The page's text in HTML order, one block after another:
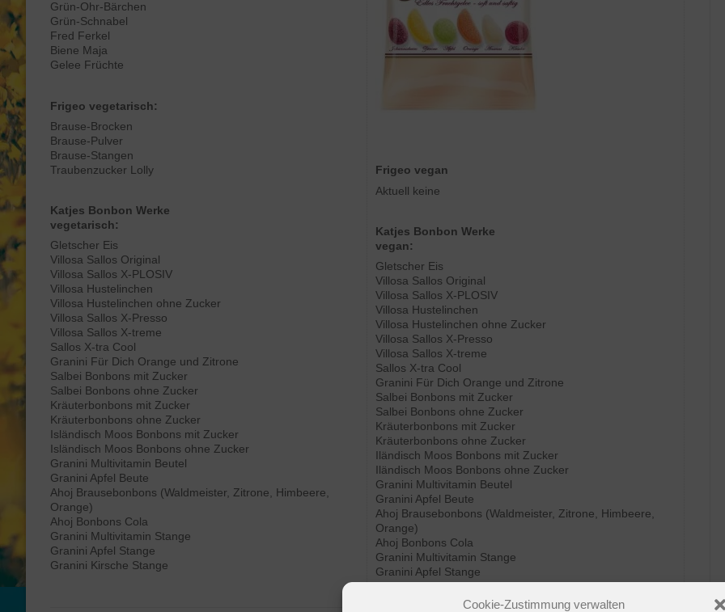
Cookie-Zustimmung verwalten
Grün-Ohr-Bärchen
Grün-Schnabel
Fred Ferkel
Biene Maja
Gelee Früchte
Frigeo vegetarisch:
Brause-Brocken
Brause-Pulver
Brause-Stangen
Traubenzucker Lolly
Katjes Bonbon Werke
vegetarisch:
Gletscher Eis
Villosa Sallos Original
Villosa Sallos X-PLOSIV
Villosa Hustelinchen
Villosa Hustelinchen ohne Zucker
Villosa Sallos X-Presso
Villosa Sallos X-treme
Sallos X-tra Cool
Granini Für Dich Orange und Zitrone
Salbei Bonbons mit Zucker
Salbei Bonbons ohne Zucker
Kräuterbonbons mit Zucker
Kräuterbonbons ohne Zucker
Isländisch Moos Bonbons mit Zucker
Isländisch Moos Bonbons ohne Zucker
Granini Multivitamin Beutel
Granini Apfel Beute
Ahoj Brausebonbons (Waldmeister, Zitrone, Himbeere,
Orange)
Ahoj Bonbons Cola
Granini Multivitamin Stange
Granini Apfel Stange
Granini Kirsche Stange
Frigeo vegan
Aktuell keine
Katjes Bonbon Werke
vegan:
Gletscher Eis
Villosa Sallos Original
Villosa Sallos X-PLOSIV
Villosa Hustelinchen
Villosa Hustelinchen ohne Zucker
Villosa Sallos X-Presso
Villosa Sallos X-treme
Sallos X-tra Cool
Granini Für Dich Orange und Zitrone
Salbei Bonbons mit Zucker
Salbei Bonbons ohne Zucker
Kräuterbonbons mit Zucker
Kräuterbonbons ohne Zucker
Iländisch Moos Bonbons mit Zucker
Iländisch Moos Bonbons ohne Zucker
Granini Multivitamin Beutel
Granini Apfel Beute
Ahoj Brausebonbons (Waldmeister, Zitrone, Himbeere,
Orange)
Ahoj Bonbons Cola
Granini Multivitamin Stange
Granini Apfel Stange
Granini Kirsche Stange